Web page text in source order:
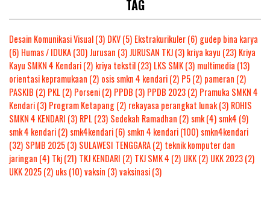
TAG
Desain Komunikasi Visual(3) DKV(5) Ekstrakurikuler(6) gudep bina karya
(6) Humas / IDUKA(30)Jurusan (3)JURUSAN TKJ(3) kriya kayu (23) Kriya
Kayu SMKN 4 Kendari(2) kriya tekstil(23) LKS SMK(3) multimedia (13)
orientasi kepramukaan (2) osis smkn 4 kendari(2) P5(2) pameran (2)
PASKIB (2) PKL(2) Porseni(2) PPDB (3) PPDB 2023(2) Pramuka SMKN 4
Kendari(3) Program Ketapang(2) rekayasa perangkat lunak(3) ROHIS
SMKN 4 KENDARI (3) RPL(23) Sedekah Ramadhan (2) smk(4) smk4 (9)
smk 4 kendari(2) smk4kendari(6) smkn 4 kendari(100) smkn4kendari
(32) SPMB 2025(3) SULAWESI TENGGARA(2) teknik komputer dan
jaringan (4) Tkj(21) TKJ KENDARI (2) TKJ SMK 4 (2) UKK(2) UKK 2023(2)
UKK 2025(2) uks(10)vaksin (3)vaksinasi(3)